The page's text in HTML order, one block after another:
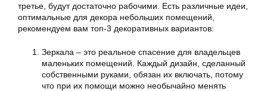
третье, будут достаточно рабочими. Есть различные идеи,
оптимальные для декора небольших помещений,
рекомендуем вам топ-3 декоративных вариантов:
Зеркала – это реальное спасение для владельцев
маленьких помещений. Каждый дизайн, сделанный
собственными руками, обязан их включать, потому
что при их помощи можно необычайно менять